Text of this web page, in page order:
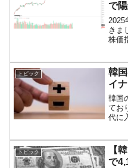
で陽
2025
きま
株価
『
りで
トピック
韓
イ
韓国
てお
代に
合
す
国
測
トピック
【
で